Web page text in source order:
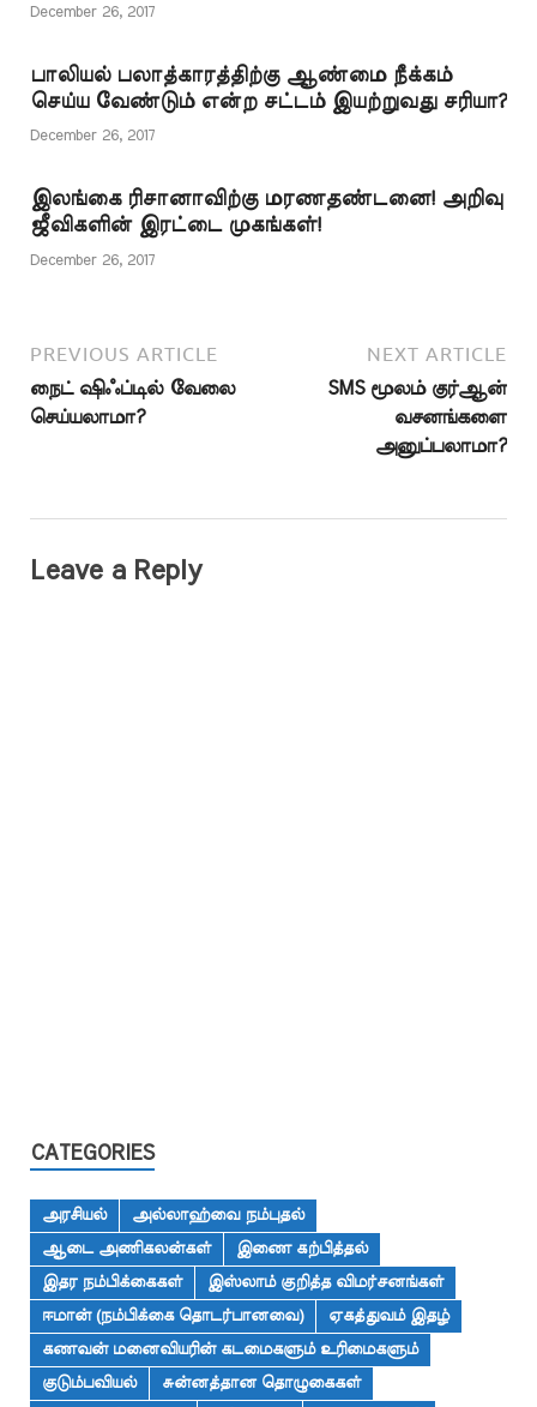
உலுக்கியிருக்கின்றது.
தீண்டாமையிலிருந்து
விடுதலையோ,
விமோசனமோ
கொண்டிருக்கின்றது.
தமிழகத்திற்குக்
December 26, 2017
பாலியல் பலாத்காரத்திற்கு ஆண்மை நீக்கம்
செய்ய வேண்டும் என்ற சட்டம் இயற்றுவது சரியா?
December 26, 2017
இலங்கை ரிசானாவிற்கு மரணதண்டனை! அறிவு
ஜீவிகளின் இரட்டை முகங்கள்!
December 26, 2017
PREVIOUS ARTICLE
நைட் ஷிஃப்டில் வேலை
செய்யலாமா?
NEXT ARTICLE
SMS மூலம் குர்ஆன்
வசனங்களை
அனுப்பலாமா?
Leave a Reply
CATEGORIES
அரசியல்
அல்லாஹ்வை நம்புதல்
ஆடை அணிகலன்கள்
இணை கற்பித்தல்
இதர நம்பிக்கைகள்
இஸ்லாம் குறித்த விமர்சனங்கள்
ஈமான் (நம்பிக்கை தொடர்பானவை)
ஏகத்துவம் இதழ்
கணவன் மனைவியரின் கடமைகளும் உரிமைகளும்
குடும்பவியல்
சுன்னத்தான தொழுகைகள்